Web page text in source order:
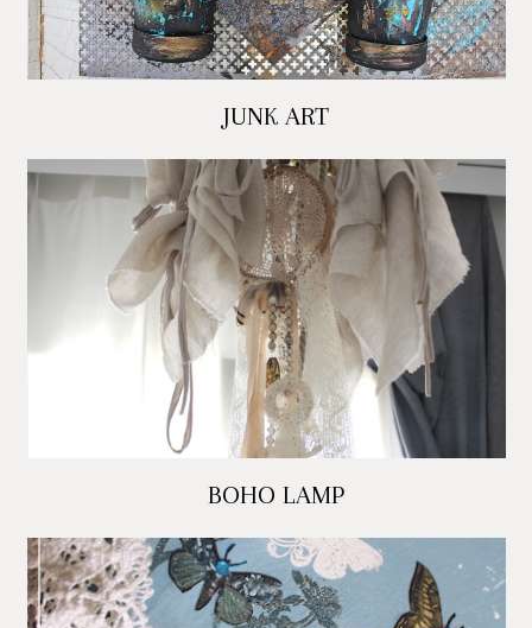
JUNK ART
BOHO LAMP